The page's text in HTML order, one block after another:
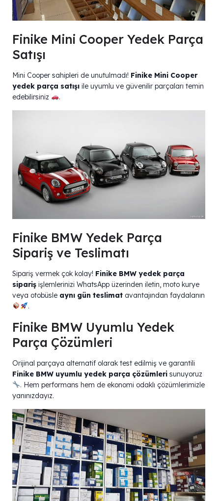
Finike Mini Cooper Yedek Parça
Satışı
Mini Cooper sahipleri de unutulmadı! Finike Mini Cooper
yedek parça satışı ile uyumlu ve güvenilir parçaları temin
edebilirsiniz
.
Finike BMW Yedek Parça
Sipariş ve Teslimatı
Sipariş vermek çok kolay! Finike BMW yedek parça
sipariş işlemlerinizi WhatsApp üzerinden iletin, moto kurye
veya otobüsle aynı gün teslimat avantajından faydalanın
.
Finike BMW Uyumlu Yedek
Parça Çözümleri
Orijinal parçaya alternatif olarak test edilmiş ve garantili
Finike BMW uyumlu yedek parça çözümleri sunuyoruz
. Hem performans hem de ekonomi odaklı çözümlerimizle
yanınızdayız.